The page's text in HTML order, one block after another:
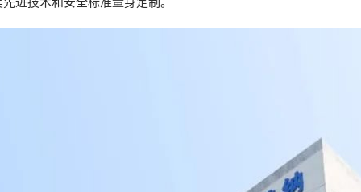
与胶带展